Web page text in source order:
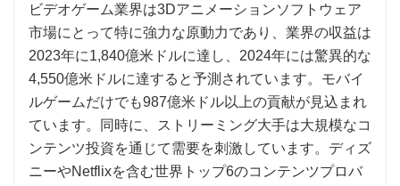
ビデオゲーム業界は3Dアニメーションソフトウェア
市場にとって特に強力な原動力であり、業界の収益は
2023年に1,840億米ドルに達し、2024年には驚異的な
4,550億米ドルに達すると予測されています。モバイ
ルゲームだけでも987億米ドル以上の貢献が見込まれ
ています。同時に、ストリーミング大手は大規模なコ
ンテンツ投資を通じて需要を刺激しています。ディズ
ニーやNetflixを含む世界トップ6のコンテンツプロバ